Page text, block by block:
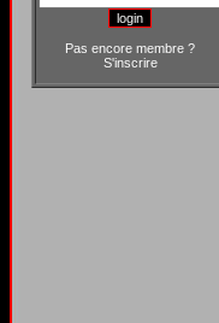
Pas encore membre ?
S'inscrire